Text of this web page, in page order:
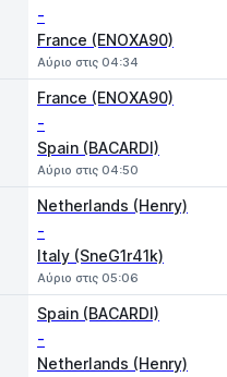
-
France (ENOXA90)
Αύριο στις 04:34
France (ENOXA90)
-
Spain (BACARDI)
Αύριο στις 04:50
Netherlands (Henry)
-
Italy (SneG1r41k)
Αύριο στις 05:06
Spain (BACARDI)
-
Netherlands (Henry)